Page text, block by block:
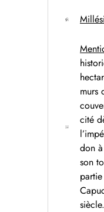
murs
cité
don
son
siècle.